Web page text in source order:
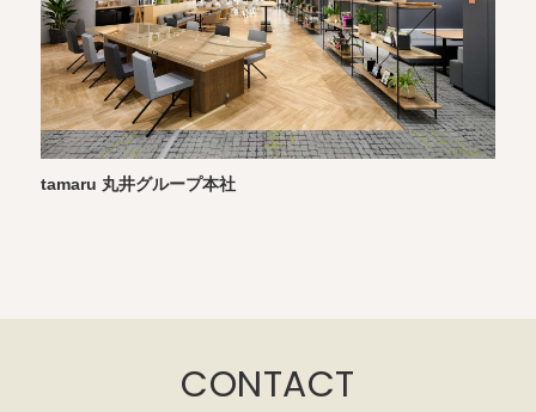
tamaru 丸井グループ本社
CONTACT